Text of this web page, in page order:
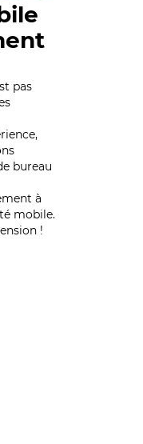
pas
bureau
à
mobile.
!